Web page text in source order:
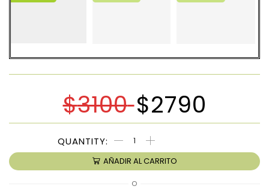
$3100 $2790
AÑADIR AL CARRITO
O